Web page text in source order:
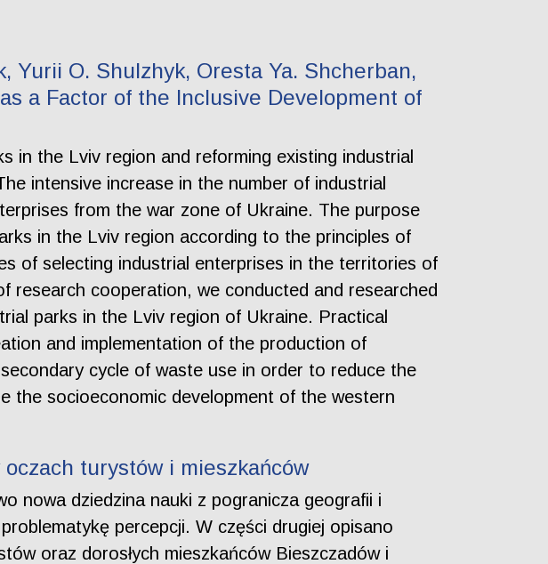
Yurii O. Shulzhyk, Oresta Ya. Shcherban,
a Factor of the Inclusive Development of
in the Lviv region and reforming existing industrial
intensive increase in the number of industrial
from the war zone of Ukraine. The purpose
in the Lviv region according to the principles of
of selecting industrial enterprises in the territories of
research cooperation, we conducted and researched
parks in the Lviv region of Ukraine. Practical
and implementation of the production of
cycle of waste use in order to reduce the
the socioeconomic development of the western
turystów i mieszkańców
nowa dziedzina nauki z pogranicza geografii i
percepcji. W części drugiej opisano
oraz dorosłych mieszkańców Bieszczadów i